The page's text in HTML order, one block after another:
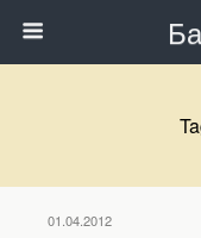
01.04.2012